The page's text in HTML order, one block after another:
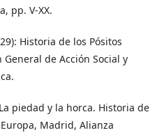
pp. V-XX.
Historia de los Pósitos
de Acción Social y
piedad y la horca. Historia de
Madrid, Alianza